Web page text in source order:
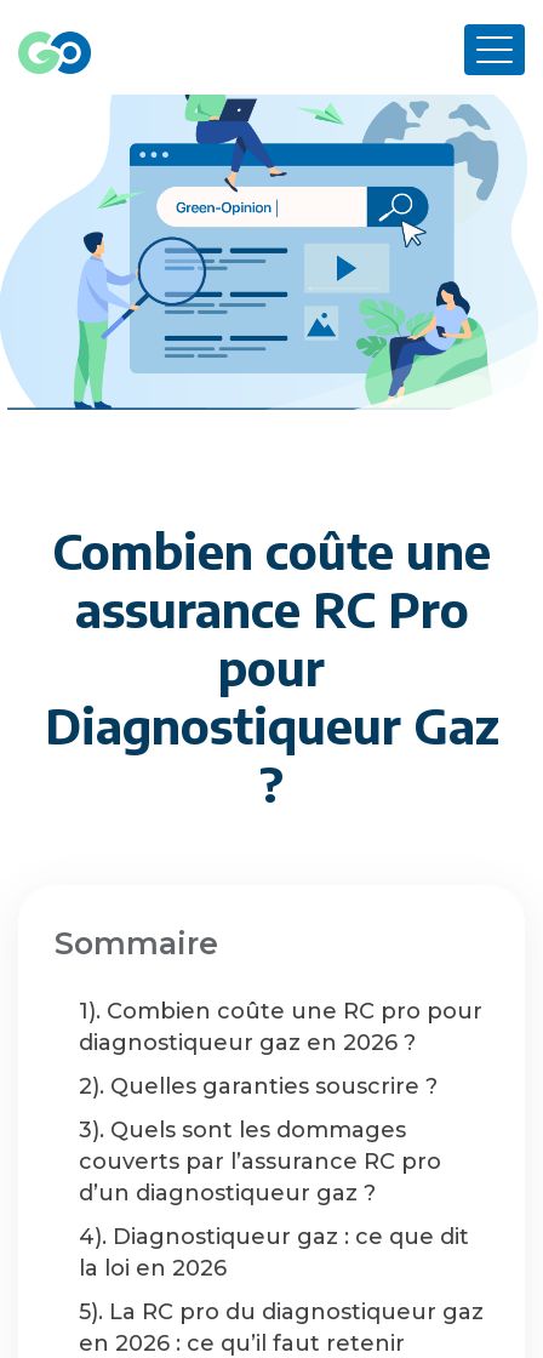
Combien coûte une
assurance RC Pro
pour
Diagnostiqueur Gaz
?
Sommaire
1). Combien coûte une RC pro pour
diagnostiqueur gaz en 2026 ?
2). Quelles garanties souscrire ?
3). Quels sont les dommages
couverts par l’assurance RC pro
d’un diagnostiqueur gaz ?
4). Diagnostiqueur gaz : ce que dit
la loi en 2026
5). La RC pro du diagnostiqueur gaz
en 2026 : ce qu’il faut retenir